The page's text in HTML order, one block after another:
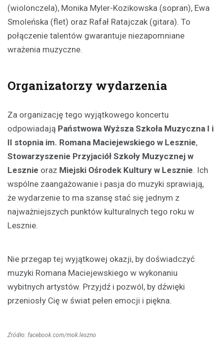
(wiolonczela), Monika Myler-Kozikowska (sopran), Ewa
Smoleńska (flet) oraz Rafał Ratajczak (gitara). To
połączenie talentów gwarantuje niezapomniane
wrażenia muzyczne.
Organizatorzy wydarzenia
Za organizację tego wyjątkowego koncertu
odpowiadają Państwowa Wyższa Szkoła Muzyczna I i
II stopnia im. Romana Maciejewskiego w Lesznie,
Stowarzyszenie Przyjaciół Szkoły Muzycznej w
Lesznie oraz Miejski Ośrodek Kultury w Lesznie. Ich
wspólne zaangażowanie i pasja do muzyki sprawiają,
że wydarzenie to ma szansę stać się jednym z
najważniejszych punktów kulturalnych tego roku w
Lesznie.
Nie przegap tej wyjątkowej okazji, by doświadczyć
muzyki Romana Maciejewskiego w wykonaniu
wybitnych artystów. Przyjdź i pozwól, by dźwięki
przeniosły Cię w świat pełen emocji i piękna.
Źródło: facebook.com/mok.leszno